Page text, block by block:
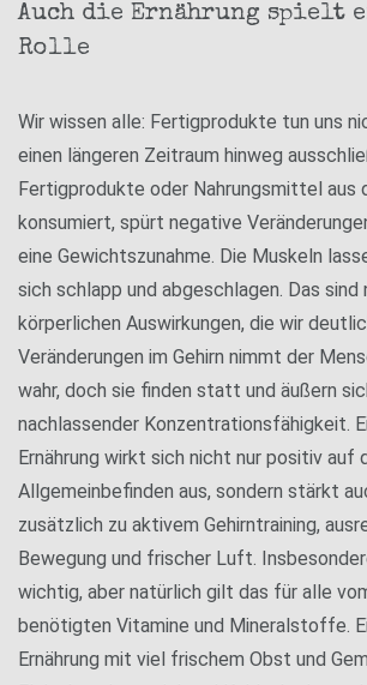
Auch die Ernährung spielt
Rolle
Wir wissen alle: Fertigprodukte tun uns
einen längeren Zeitraum hinweg
Fertigprodukte oder Nahrungsmittel aus
konsumiert, spürt negative
eine Gewichtszunahme. Die Muskeln
sich schlapp und abgeschlagen. Das sind
körperlichen Auswirkungen, die wir
Veränderungen im Gehirn nimmt der
wahr, doch sie finden statt und äußern
nachlassender Konzentrationsfähigkeit.
Ernährung wirkt sich nicht nur positiv auf
Allgemeinbefinden aus, sondern stärkt
zusätzlich zu aktivem Gehirntraining,
Bewegung und frischer Luft.
wichtig, aber natürlich gilt das für alle
benötigten Vitamine und Mineralstoffe.
Ernährung mit viel frischem Obst und